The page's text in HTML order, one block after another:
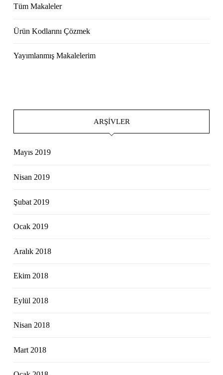
Tüm Makaleler
Ürün Kodlarını Çözmek
Yayımlanmış Makalelerim
ARŞIVLER
Mayıs 2019
Nisan 2019
Şubat 2019
Ocak 2019
Aralık 2018
Ekim 2018
Eylül 2018
Nisan 2018
Mart 2018